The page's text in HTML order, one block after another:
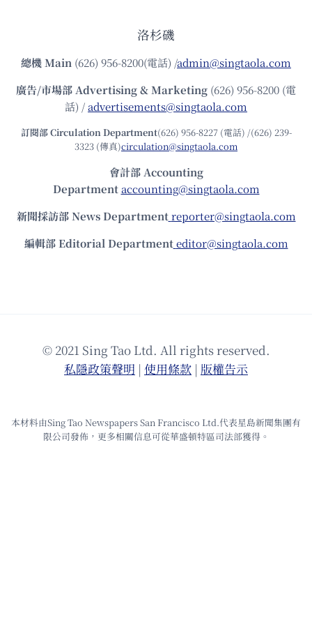
洛杉磯
總機Main (626) 956-8200(電話) /admin@singtaola.com
廣告/市場部Advertising & Marketing (626) 956-8200 (電
話) /advertisements@singtaola.com
訂閱部 Circulation Department(626) 956-8227 (電話) /(626) 239-
3323 (傳真)circulation@singtaola.com
會計部 Accounting
Department accounting@singtaola.com
新聞採訪部 News Department reporter@singtaola.com
編輯部 Editorial Department editor@singtaola.com
© 2021 Sing Tao Ltd. All rights reserved.
私隱政策聲明 | 使⽤條款 | 版權告⽰
本材料由Sing Tao Newspapers San Francisco Ltd.代表星島新聞集團有
限公司發佈，更多相關信息可從華盛頓特區司法部獲得。